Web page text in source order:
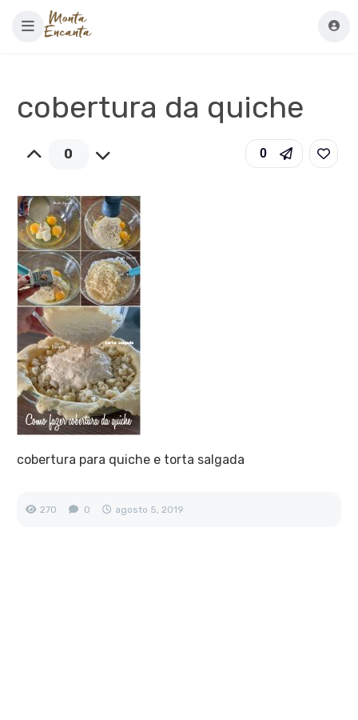
cobertura da quiche
0 0
cobertura para quiche e torta salgada
270 0 agosto 5, 2019